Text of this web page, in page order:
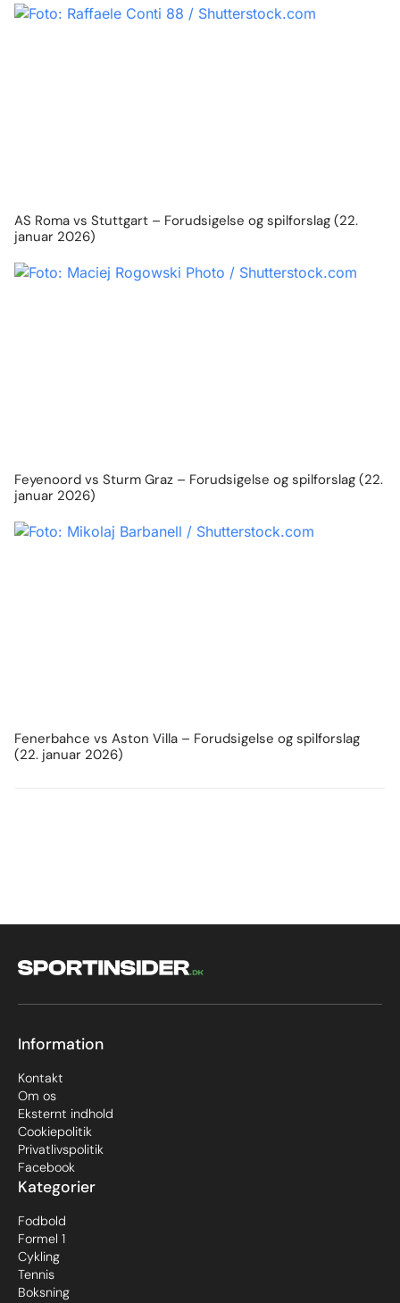
AS Roma vs Stuttgart – Forudsigelse og spilforslag (22.
januar 2026)
Feyenoord vs Sturm Graz – Forudsigelse og spilforslag (22.
januar 2026)
Fenerbahce vs Aston Villa – Forudsigelse og spilforslag
(22. januar 2026)
Kategorier
Fodbold
Formel 1
Cykling
Tennis
Boksning
Information
Kontakt
Om os
Eksternt indhold
Cookiepolitik
Privatlivspolitik
Facebook